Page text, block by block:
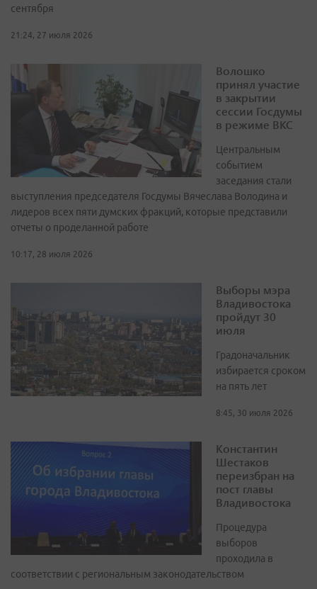
сентября
21:24, 27 июля 2026
Волошко
принял участие
в закрытии
сессии Госдумы
в режиме ВКС
Центральным
событием
заседания стали
выступления председателя Госдумы Вячеслава Володина и
лидеров всех пяти думских фракций, которые представили
отчеты о проделанной работе
10:17, 28 июля 2026
Выборы мэра
Владивостока
пройдут 30
июля
Градоначальник
избирается сроком
на пять лет
8:45, 30 июля 2026
Константин
Шестаков
переизбран на
пост главы
Владивостока
Процедура
выборов
проходила в
соответствии с региональным законодательством